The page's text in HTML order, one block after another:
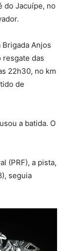
do Jacuípe, no
Anjos
resgate das
22h30, no km
de
a batida. O
(PRF), a pista,
seguia